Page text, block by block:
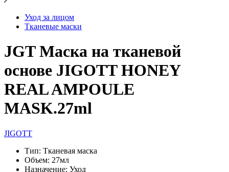
Уход за лицом
Тканевые маски
JGT Маска на тканевой
основе JIGOTT HONEY
REAL AMPOULE
MASK.27ml
JIGOTT
Тип: Тканевая маска
Объем: 27мл
Назначение: Уход